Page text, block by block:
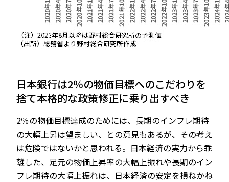
日本銀行は2％の物価目標へのこだわりを
捨て本格的な政策修正に乗り出すべき
2％の物価目標達成のためには、長期のインフレ期待
の大幅上昇は望ましい、との意見もあるが、その考え
は危険ではないかと思われる。日本経済の実力から乖
離した、足元の物価上昇率の大幅上振れや長期のイン
フレ期待の大幅上振れは、日本経済の安定を損ねかね